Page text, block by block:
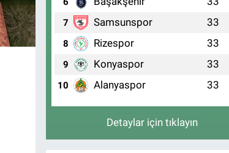
7 Samsunspor 33
8 Rizespor 33
9 Konyaspor 33
10 Alanyaspor 33
Detaylar için tıklayın